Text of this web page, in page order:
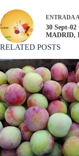
ENTRADA
30 Sept-
MADRID,
RELATED POSTS